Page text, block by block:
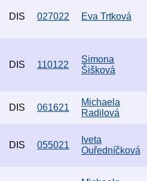
DIS 027022 Eva Trtková
DIS 110122
Simona
Šišková
DIS 061621
Michaela
Radilová
DIS 055021
Iveta
Ouředníčková